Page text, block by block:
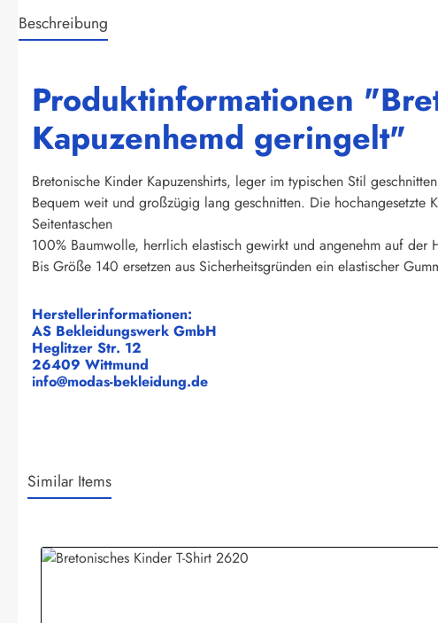
Beschreibung
Produktinformationen
Kapuzenhemd geringelt"
Bretonische Kinder Kapuzenshirts, leger im typischen Stil
Bequem weit und großzügig lang geschnitten. Die hochangesetzte
Seitentaschen
100% Baumwolle, herrlich elastisch gewirkt und angenehm auf der
Bis Größe 140 ersetzen aus Sicherheitsgründen ein elastischer
Herstellerinformationen:
AS Bekleidungswerk GmbH
Heglitzer Str. 12
26409 Wittmund
info@modas-bekleidung.de
Similar Items